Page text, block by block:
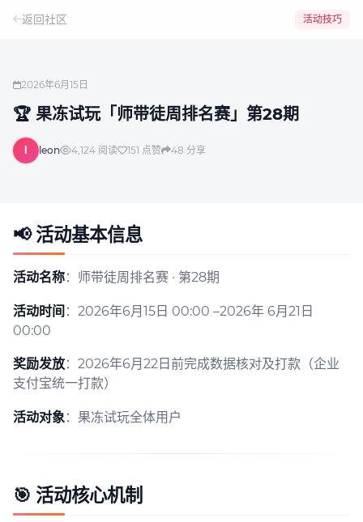
返回社区 活动技巧
2026年6月15日
🏆 果冻试玩「师带徒周排名赛」第28期
leon 4,124 阅读 151 点赞 48 分享
📢活动基本信息
活动名称：师带徒周排名赛 · 第28期
活动时间 ：2026年6月15日 00:00 –2026年 6月21日
00:00
奖励发放：2026年6月22日前完成数据核对及打款（企业
支付宝统一打款）
活动对象 ：果冻试玩全体用户
🎯 活动核心机制